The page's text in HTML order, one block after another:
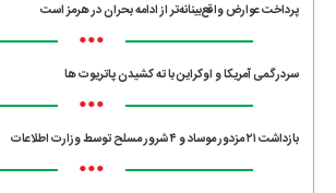
پرداخت عوارض واقع‌بینانه‌تر از ادامه بحران در هرمز است
•••
سردرگمی آمریکا و اوکراین با ته کشیدن پاتریوت ها
•••
بازداشت ۲۱ مزدور موساد و ۴ شرور مسلح توسط وزارت اطلاعات
•••